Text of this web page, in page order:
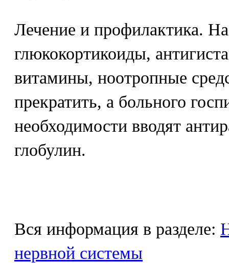
Лечение и профилактика.
глюкокортикоиды,
витамины, ноотропные
прекратить, а больного
необходимости вводят
глобулин.
Вся информация в разделе:
нервной системы